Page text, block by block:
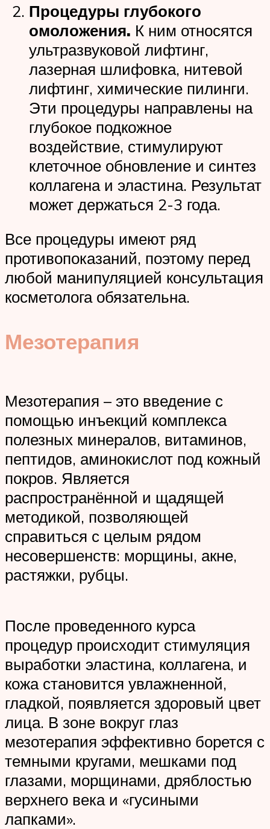
Процедуры глубокого
омоложения. К ним относятся
ультразвуковой лифтинг,
лазерная шлифовка, нитевой
лифтинг, химические пилинги.
Эти процедуры направлены на
глубокое подкожное
воздействие, стимулируют
клеточное обновление и синтез
коллагена и эластина. Результат
может держаться 2-3 года.
Все процедуры имеют ряд
противопоказаний, поэтому перед
любой манипуляцией консультация
косметолога обязательна.
Мезотерапия
Мезотерапия – это введение с
помощью инъекций комплекса
полезных минералов, витаминов,
пептидов, аминокислот под кожный
покров. Является
распространённой и щадящей
методикой, позволяющей
справиться с целым рядом
несовершенств: морщины, акне,
растяжки, рубцы.
После проведенного курса
процедур происходит стимуляция
выработки эластина, коллагена, и
кожа становится увлажненной,
гладкой, появляется здоровый цвет
лица. В зоне вокруг глаз
мезотерапия эффективно борется с
темными кругами, мешками под
глазами, морщинами, дряблостью
верхнего века и «гусиными
лапками».